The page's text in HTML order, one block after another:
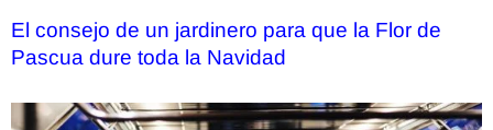
El consejo de un jardinero para que la Flor de
Pascua dure toda la Navidad